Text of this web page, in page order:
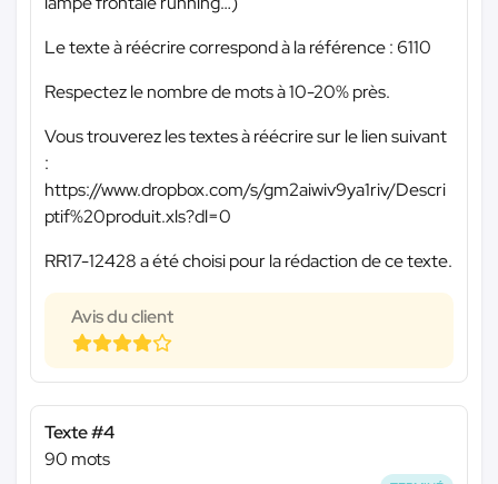
Le texte à réécrire correspond à la référence : 6110
Respectez le nombre de mots à 10-20% près.
Vous trouverez les textes à réécrire sur le lien suivant
:
https://www.dropbox.com/s/gm2aiwiv9ya1riv/Descri
ptif%20produit.xls?dl=0
RR17-12428 a été choisi pour la rédaction de ce texte.
Avis du client
Texte #4
90 mots